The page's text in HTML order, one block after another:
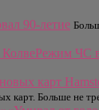
90-летие
Режим ЧС
карт
карт. Больше не